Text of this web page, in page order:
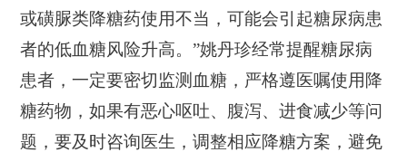
或磺脲类降糖药使用不当，可能会引起糖尿病患
者的低血糖风险升高。”姚丹珍经常提醒糖尿病
患者，一定要密切监测血糖，严格遵医嘱使用降
糖药物，如果有恶心呕吐、腹泻、进食减少等问
题，要及时咨询医生，调整相应降糖方案，避免